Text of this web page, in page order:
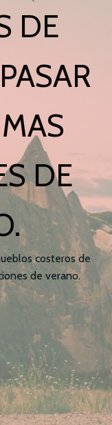
DE
DE
costeros de
de verano.